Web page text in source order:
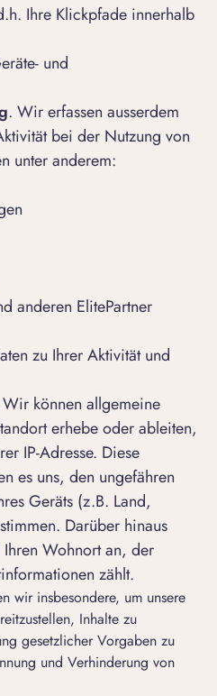
Ihre Klickpfade innerhalb
und
. Wir erfassen ausserdem
bei der Nutzung von
unter anderem:
anderen ElitePartner
zu Ihrer Aktivität und
können allgemeine
erhebe oder ableiten,
IP-Adresse. Diese
es uns, den ungefähren
Geräts (z.B. Land,
Darüber hinaus
Wohnort an, der
zählt.
wir insbesondere, um unsere
Inhalte zu
gesetzlicher Vorgaben zu
und Verhinderung von